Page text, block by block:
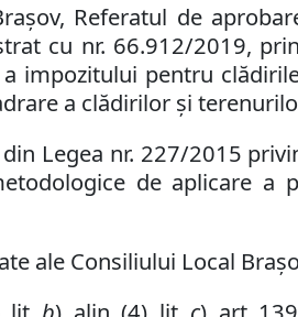
Referatul de
cu nr. 66.912/2019,
impozitului pentru
a clădirilor şi
Legea nr. 227/2015
de aplicare a
ale Consiliului Local